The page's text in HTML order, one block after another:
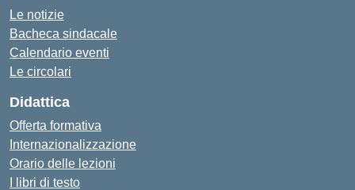
Le notizie
Bacheca sindacale
Calendario eventi
Le circolari
Didattica
Offerta formativa
Internazionalizzazione
Orario delle lezioni
I libri di testo